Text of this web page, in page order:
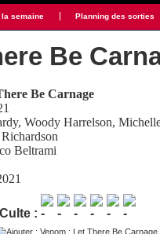
semaine Planning des sorties
Be
Be Carnage
,Woody Harrelson,
Beltrami
: